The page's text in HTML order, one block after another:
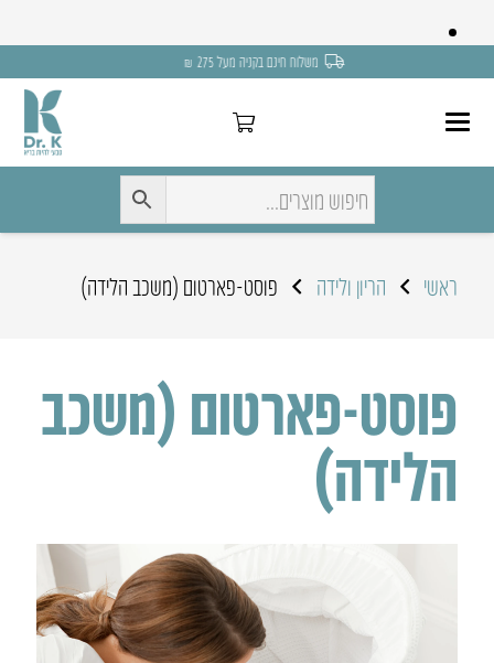
משלוח חינם בקניה מעל 275 ₪
ראשי הריון ולידה פוסט-פארטום (משכב הלידה)
פוסט-פארטום (משכב
הלידה)